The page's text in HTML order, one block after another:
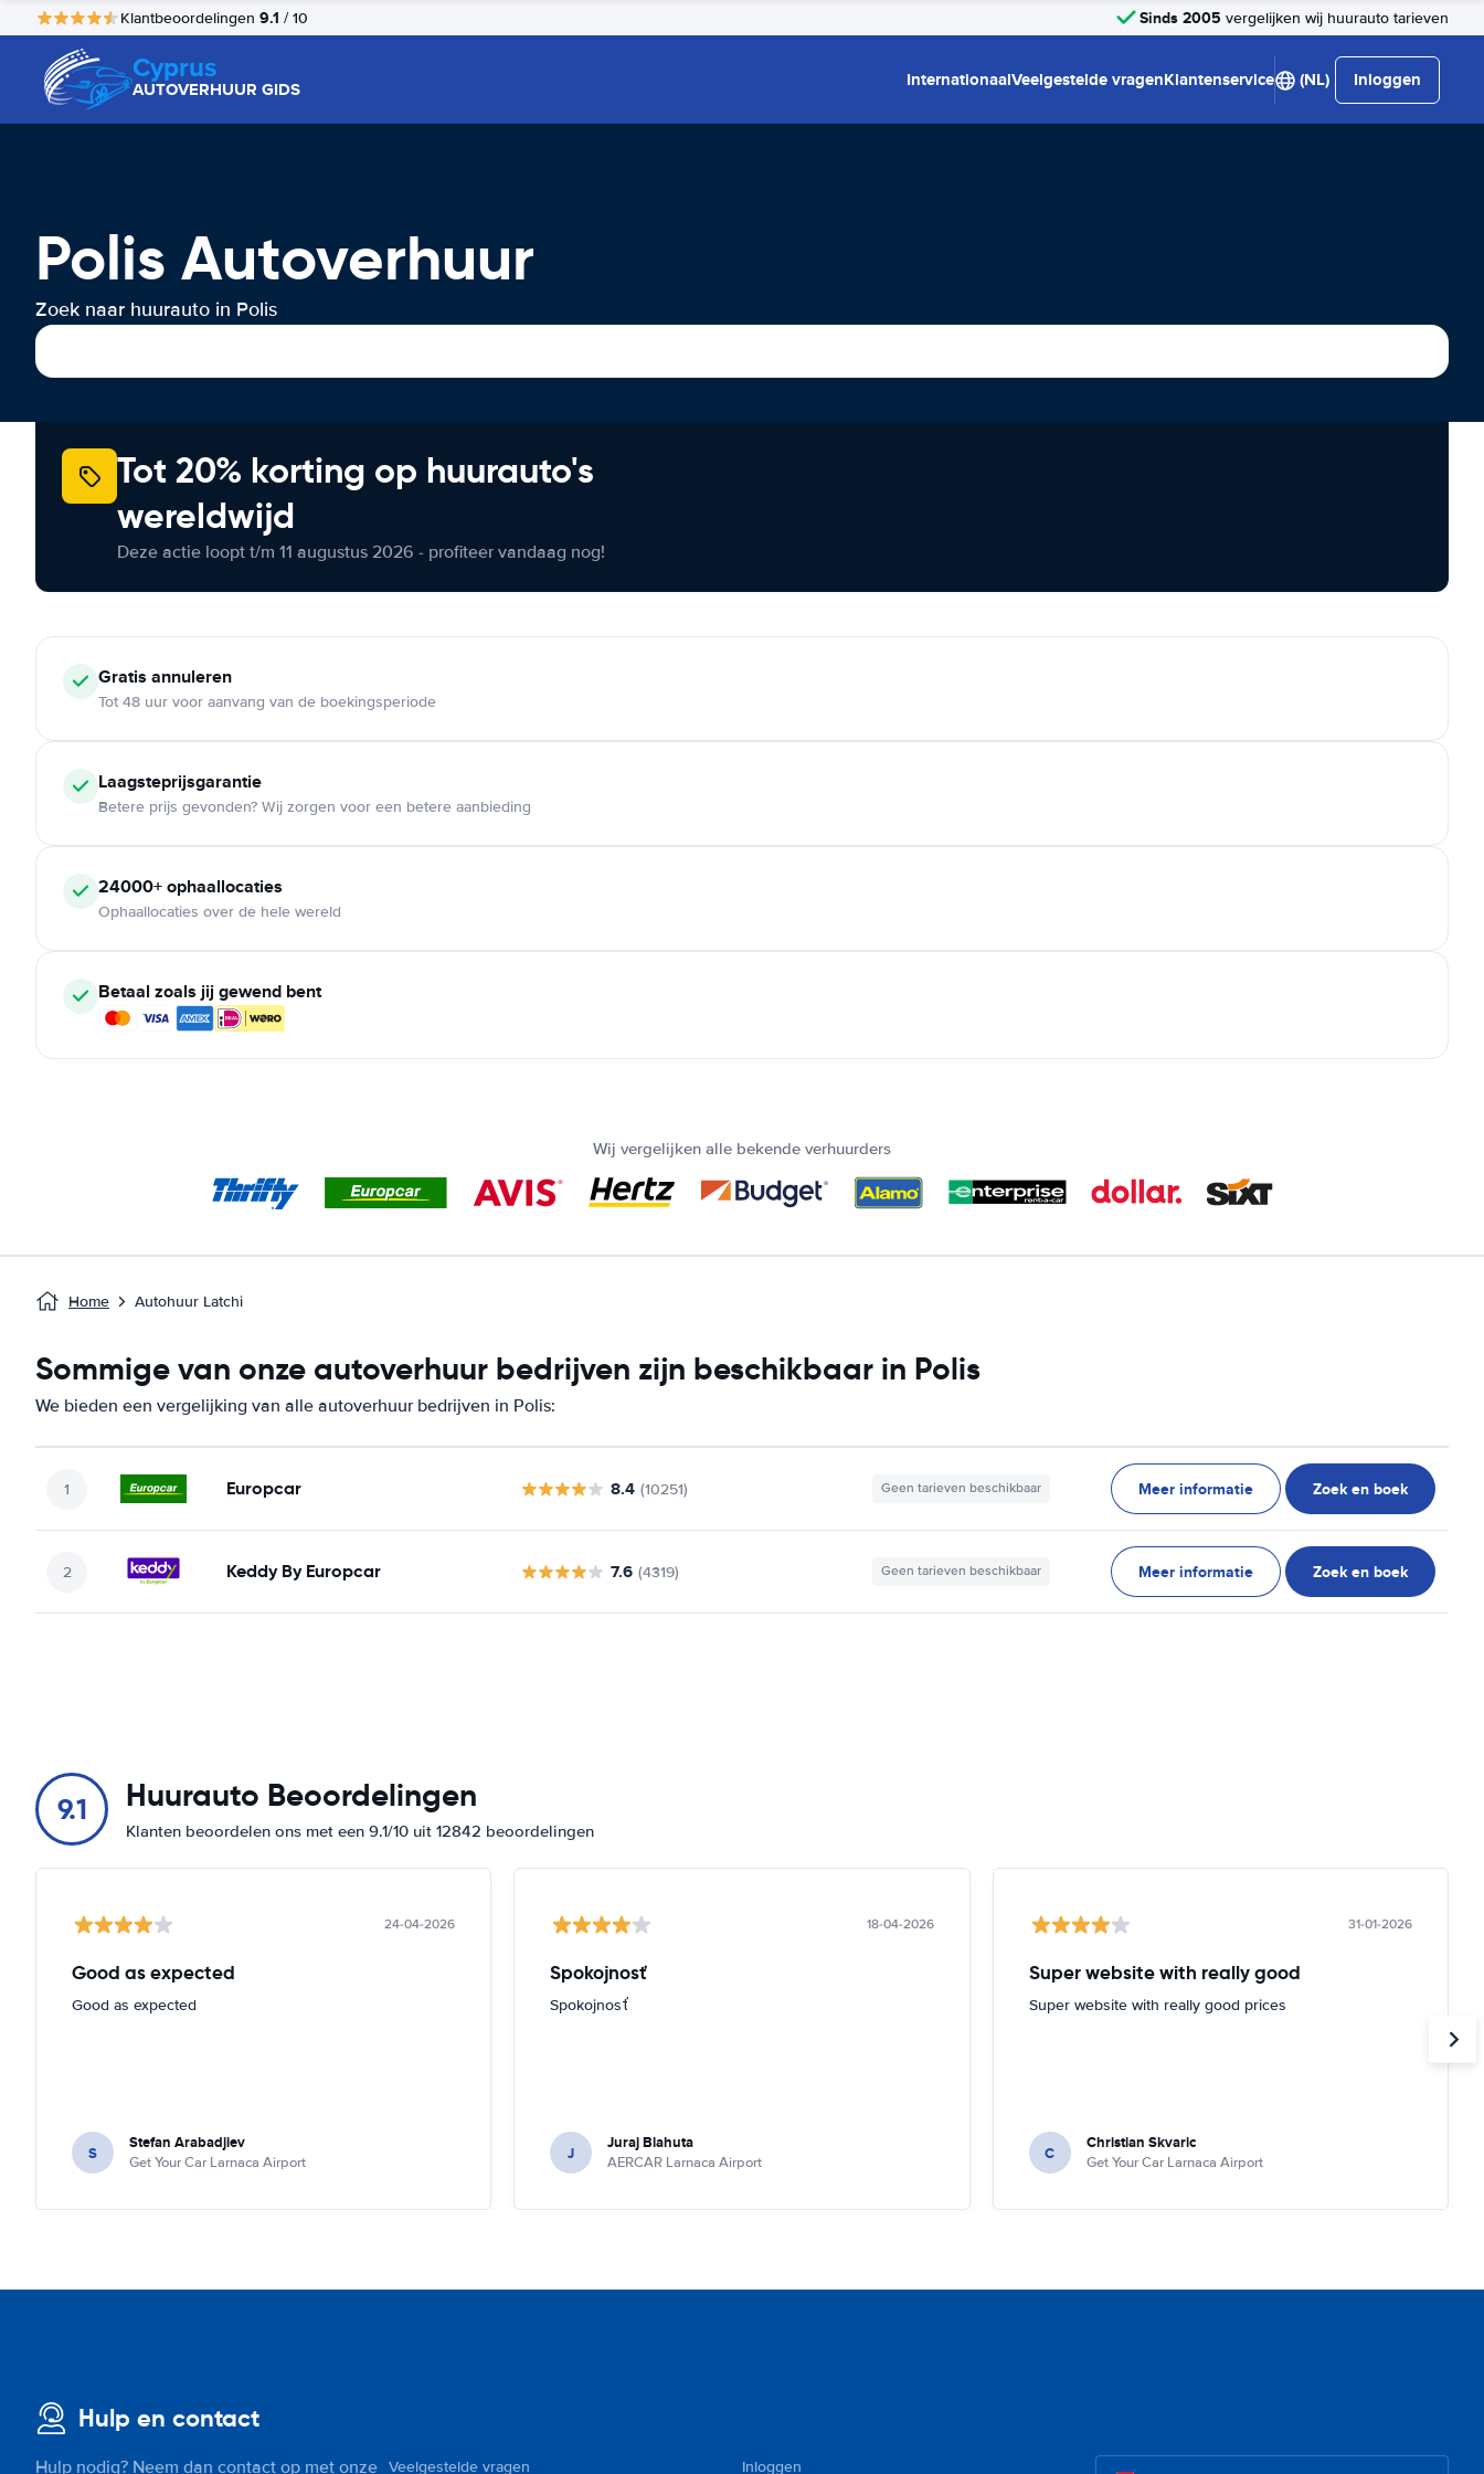
Klantbeoordelingen 9.1 / 10 Sinds 2005 vergelijken wij huurauto tarieven
Cyprus
AUTOVERHUUR GIDS InternationaalVeelgestelde vragenKlantenservice (NL) Inloggen
Polis Autoverhuur
Zoek naar huurauto in Polis
Tot 20% korting op huurauto's
wereldwijd
Deze actie loopt t/m 11 augustus 2026 - profiteer vandaag nog!
Gratis annuleren
Tot 48 uur voor aanvang van de boekingsperiode
Laagsteprijsgarantie
Betere prijs gevonden? Wij zorgen voor een betere aanbieding
24000+ ophaallocaties
Ophaallocaties over de hele wereld
Betaal zoals jij gewend bent
Wij vergelijken alle bekende verhuurders
Home Autohuur Latchi
Sommige van onze autoverhuur bedrijven zijn beschikbaar in Polis
We bieden een vergelijking van alle autoverhuur bedrijven in Polis:
Europcar 8.4 (10251) Geen tarieven beschikbaar Meer informatie Zoek en boek
Keddy By Europcar 7.6 (4319) Geen tarieven beschikbaar Meer informatie Zoek en boek
9.1 Huurauto Beoordelingen
Klanten beoordelen ons met een 9.1/10 uit 12842 beoordelingen
24-04-2026
Good as expected
Good as expected
S Stefan Arabadjiev
Get Your Car Larnaca Airport
18-04-2026
Spokojnosť
Spokojnosť
J Juraj Blahuta
AERCAR Larnaca Airport
31-01-2026
Super website with really good
Super website with really good prices
C Christian Skvaric
Get Your Car Larnaca Airport
Hulp en contact
Hulp nodig? Neem dan contact op met onze Veelgestelde vragen Inloggen